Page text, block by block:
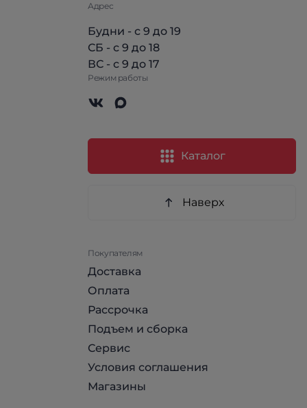
Адрес
Будни - с 9 до 19
СБ - с 9 до 18
ВС - с 9 до 17
Режим работы
Каталог
Наверх
Покупателям
Доставка
Оплата
Рассрочка
Подъем и сборка
Сервис
Условия соглашения
Магазины